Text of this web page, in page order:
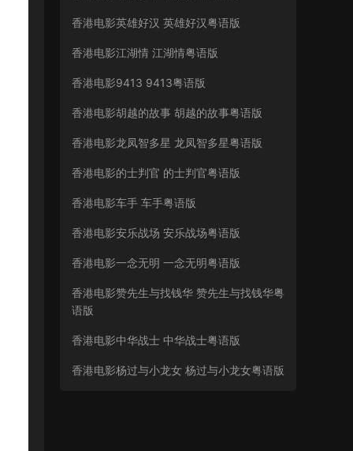
香港电影英雄好汉 英雄好汉粤语版
香港电影江湖情 江湖情粤语版
香港电影9413 9413粤语版
香港电影胡越的故事 胡越的故事粤语版
香港电影龙凤智多星 龙凤智多星粤语版
香港电影的士判官 的士判官粤语版
香港电影车手 车手粤语版
香港电影安乐战场 安乐战场粤语版
香港电影一念无明 一念无明粤语版
香港电影赞先生与找钱华 赞先生与找钱华粤
语版
香港电影中华战士 中华战士粤语版
香港电影杨过与小龙女 杨过与小龙女粤语版